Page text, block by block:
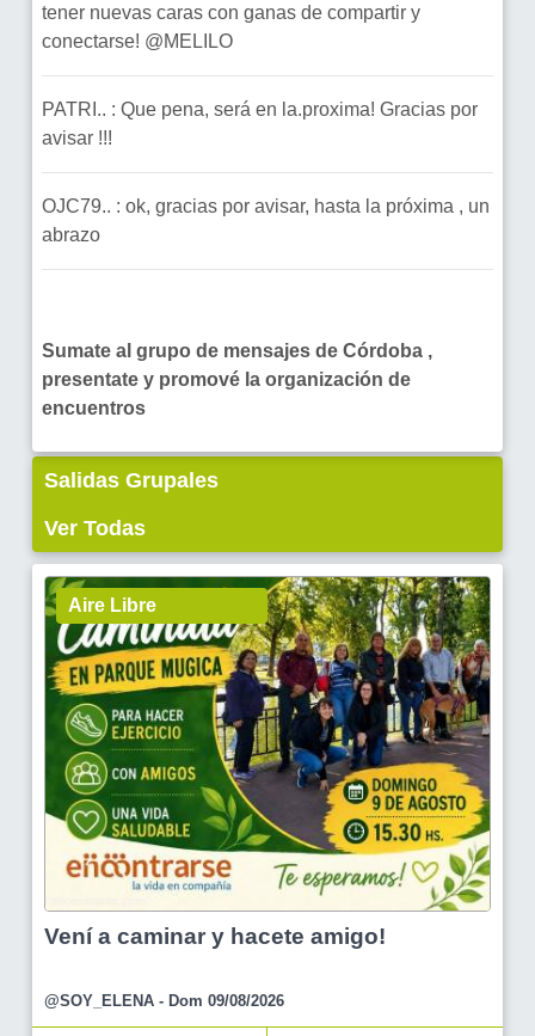
tener nuevas caras con ganas de compartir y
conectarse! @MELILO
PATRI.. : Que pena, será en la.proxima! Gracias por
avisar !!!
OJC79.. : ok, gracias por avisar, hasta la próxima , un
abrazo
Sumate al grupo de mensajes de Córdoba ,
presentate y promové la organización de
encuentros
Salidas Grupales
Ver Todas
Aire Libre
Vení a caminar y hacete amigo!
@SOY_ELENA - Dom 09/08/2026